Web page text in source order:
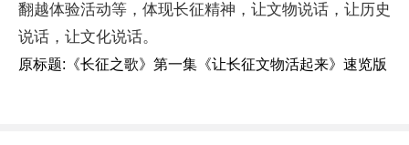
翻越体验活动等，体现长征精神，让文物说话，让历史
说话，让文化说话。
原标题:《长征之歌》第一集《让长征文物活起来》速览版